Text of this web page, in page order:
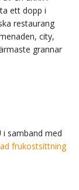
ett dopp i
restaurang
city,
grannar
i samband med
frukostsittning